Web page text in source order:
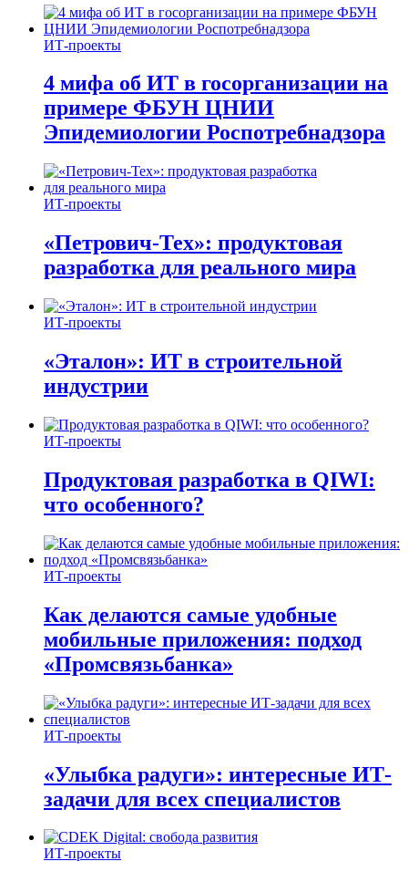
ИТ-проекты
4 мифа об ИТ в госорганизации на
примере ФБУН ЦНИИ
Эпидемиологии Роспотребнадзора
ИТ-проекты
«Петрович-Тех»: продуктовая
разработка для реального мира
ИТ-проекты
«Эталон»: ИТ в строительной
индустрии
ИТ-проекты
Продуктовая разработка в QIWI:
что особенного?
ИТ-проекты
Как делаются самые удобные
мобильные приложения: подход
«Промсвязьбанка»
ИТ-проекты
«Улыбка радуги»: интересные ИТ-
задачи для всех специалистов
ИТ-проекты